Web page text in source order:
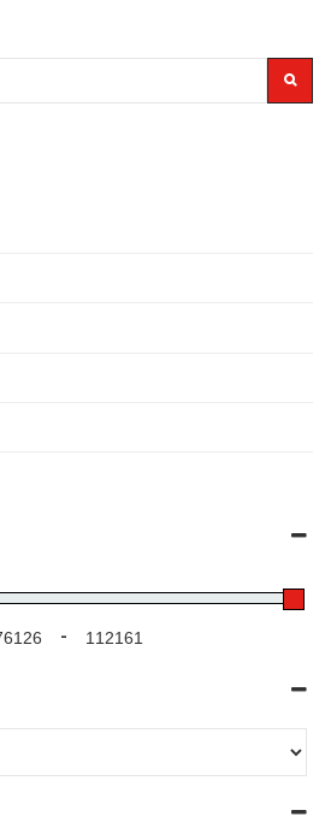
-